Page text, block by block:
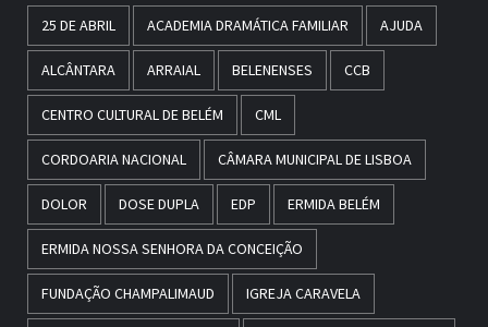
25 DE ABRIL ACADEMIA DRAMÁTICA FAMILIAR AJUDA
ALCÂNTARA ARRAIAL BELENENSES CCB
CENTRO CULTURAL DE BELÉM CML
CORDOARIA NACIONAL CÂMARA MUNICIPAL DE LISBOA
DOLOR DOSE DUPLA EDP ERMIDA BELÉM
ERMIDA NOSSA SENHORA DA CONCEIÇÃO
FUNDAÇÃO CHAMPALIMAUD IGREJA CARAVELA